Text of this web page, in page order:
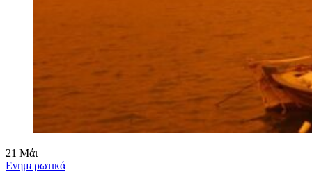
21 Μάι
Ενημερωτικά